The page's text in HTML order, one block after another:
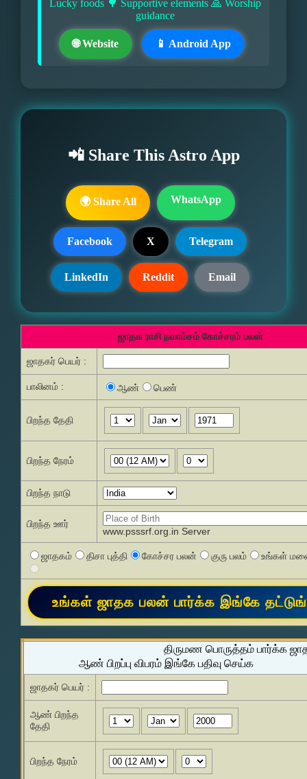
Lucky foods 🌳 Supportive elements 🙏 Worship
guidance
🌐 Website 📱 Android App
📲 Share This Astro App
🌍 Share All WhatsApp
Facebook X Telegram
LinkedIn Reddit Email
ஜாதக ராசி நவாம்சம் கோச்சரம் பலன்
ஜாதகர் பெயர் :
பாலினம் : ஆண் பெண்
பிறந்த தேதி
பிறந்த நேரம்
பிறந்த நாடு
பிறந்த ஊர்
www.psssrf.org.in Server
ஜாதகம் திசா புத்தி கோச்சர பலன் குரு பலம் உங்கள்
திருமண பொருத்தம் பார்க்க
ஆண் பிறப்பு விபரம் இங்கே பதிவு செய்க
ஜாதகர் பெயர் :
ஆண் பிறந்த
தேதி
பிறந்த நேரம்